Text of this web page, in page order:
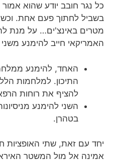
כל נגר חובב יודע שהוא
בשביל לחתוך פעם אחת.
מטרים באינצ'ים… על מנת
האמריקאי חייב להימנע
האחד, להימנע
התיכון. למלחמות
להציף את רוחות
השני להימנע
בטהרן.
יחד עם זאת, שתי האופציות
אמינה אל מול המשטר